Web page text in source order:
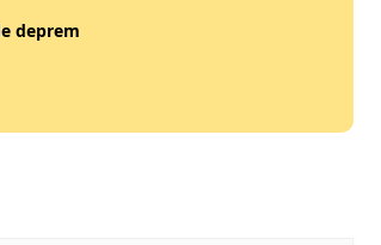
Kocaeli
deprem